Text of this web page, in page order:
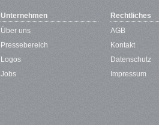
Unternehmen
Über uns
Pressebereich
Logos
Jobs
Rechtliches
AGB
Kontakt
Datenschutz
Impressum